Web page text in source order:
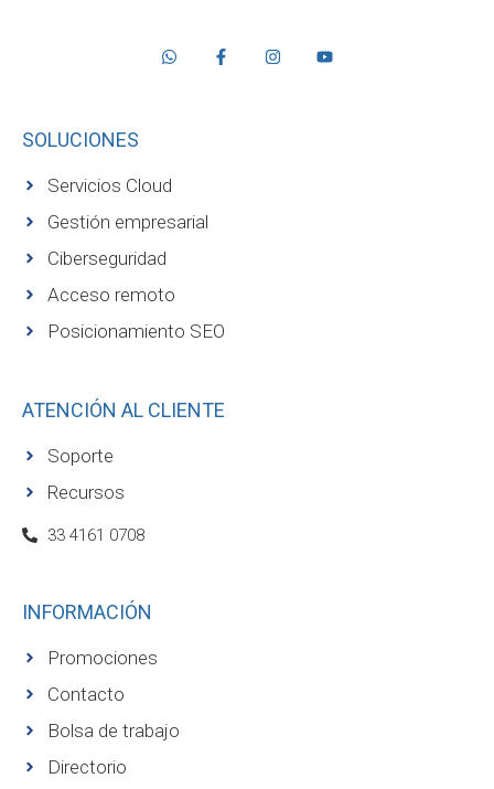
SOLUCIONES
Servicios Cloud
Gestión empresarial
Ciberseguridad
Acceso remoto
Posicionamiento SEO
ATENCIÓN AL CLIENTE
Soporte
Recursos
33 4161 0708
INFORMACIÓN
Promociones
Contacto
Bolsa de trabajo
Directorio